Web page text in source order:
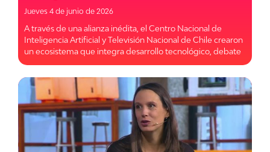
Jueves 4 de junio de 2026
A través de una alianza inédita, el Centro Nacional de
Inteligencia Artificial y Televisión Nacional de Chile crearon
un ecosistema que integra desarrollo tecnológico, debate
ciudadano y formación estratégica para transformar la